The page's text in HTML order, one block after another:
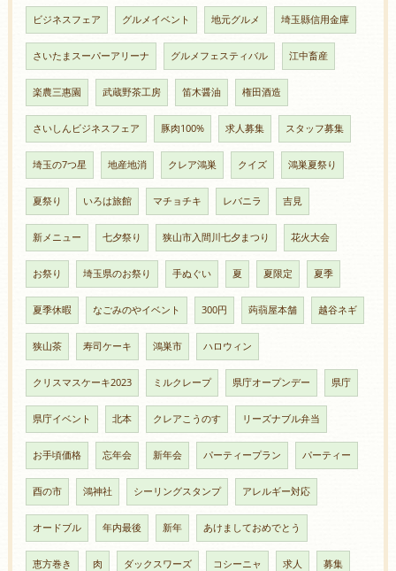
ビジネスフェア グルメイベント 地元グルメ 埼玉縣信用金庫
さいたまスーパーアリーナ グルメフェスティバル 江中畜産
楽農三惠園 武蔵野茶工房 笛木醤油 権田酒造
さいしんビジネスフェア 豚肉100% 求人募集 スタッフ募集
埼玉の7つ星 地産地消 クレア鴻巣 クイズ 鴻巣夏祭り
夏祭り いろは旅館 マチョチキ レバニラ 吉見
新メニュー 七夕祭り 狭山市入間川七夕まつり 花火大会
お祭り 埼玉県のお祭り 手ぬぐい 夏 夏限定 夏季
夏季休暇 なごみのやイベント 300円 蒟蒻屋本舗 越谷ネギ
狭山茶 寿司ケーキ 鴻巣市 ハロウィン
クリスマスケーキ2023 ミルクレープ 県庁オープンデー 県庁
県庁イベント 北本 クレアこうのす リーズナブル弁当
お手頃価格 忘年会 新年会 パーティープラン パーティー
酉の市 鴻神社 シーリングスタンプ アレルギー対応
オードブル 年内最後 新年 あけましておめでとう
恵方巻き 肉 ダックスワーズ コシーニャ 求人 募集